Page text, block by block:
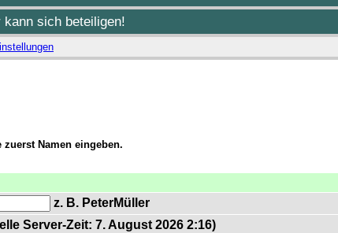
sich beteiligen!
Namen eingeben.
z. B. PeterMüller
Server-Zeit: 7. August 2026 2:16)